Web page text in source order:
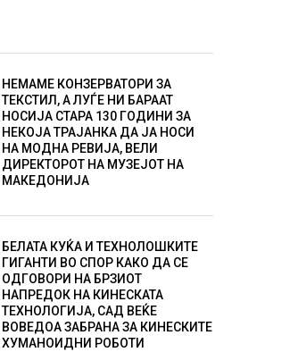
НЕМАМЕ КОНЗЕРВАТОРИ ЗА
ТЕКСТИЛ, А ЛУЃЕ НИ БАРААТ
НОСИЈА СТАРА 130 ГОДИНИ ЗА
НЕКОЈА ТРАЈАНКА ДА ЈА НОСИ
НА МОДНА РЕВИЈА, ВЕЛИ
ДИРЕКТОРОТ НА МУЗЕЈОТ НА
МАКЕДОНИЈА
БЕЛАТА КУЌА И ТЕХНОЛОШКИТЕ
ГИГАНТИ ВО СПОР КАКО ДА СЕ
ОДГОВОРИ НА БРЗИОТ
НАПРЕДОК НА КИНЕСКАТА
ТЕХНОЛОГИЈА, САД ВЕЌЕ
ВОВЕДОА ЗАБРАНА ЗА КИНЕСКИТЕ
ХУМАНОИДНИ РОБОТИ